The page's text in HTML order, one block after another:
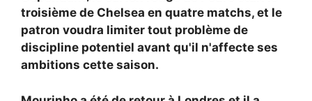
troisième de Chelsea en quatre matchs, et le
patron voudra limiter tout problème de
discipline potentiel avant qu'il n'affecte ses
ambitions cette saison.